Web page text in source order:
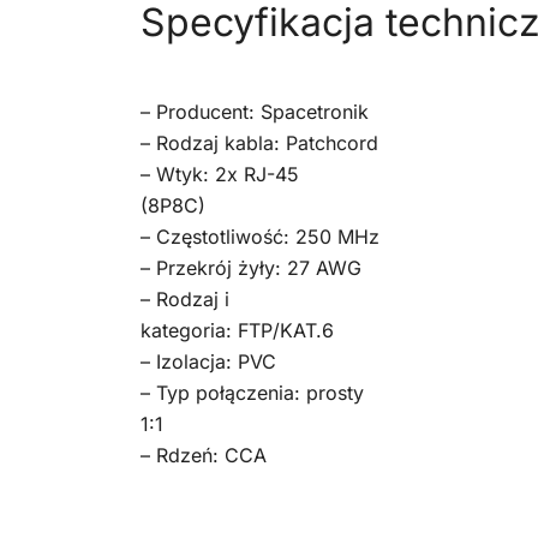
Specyfikacja
– Producent: Spacetronik
– Rodzaj kabla: Patchcord
– Wtyk: 2x RJ-45
(8P8C)
– Częstotliwość: 250 MHz
– Przekrój żyły: 27 AWG
– Rodzaj i
kategoria: FTP/KAT.6
– Izolacja: PVC
– Typ połączenia: prosty
1:1
– Rdzeń: CCA